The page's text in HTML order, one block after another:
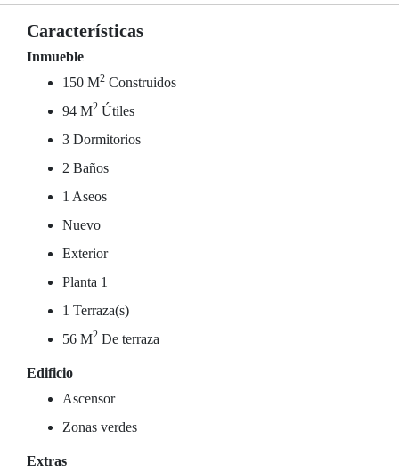
Características
Inmueble
150 M2 Construidos
94 M2 Útiles
3 Dormitorios
2 Baños
1 Aseos
Nuevo
Exterior
Planta 1
1 Terraza(s)
56 M2 De terraza
Edificio
Ascensor
Zonas verdes
Extras